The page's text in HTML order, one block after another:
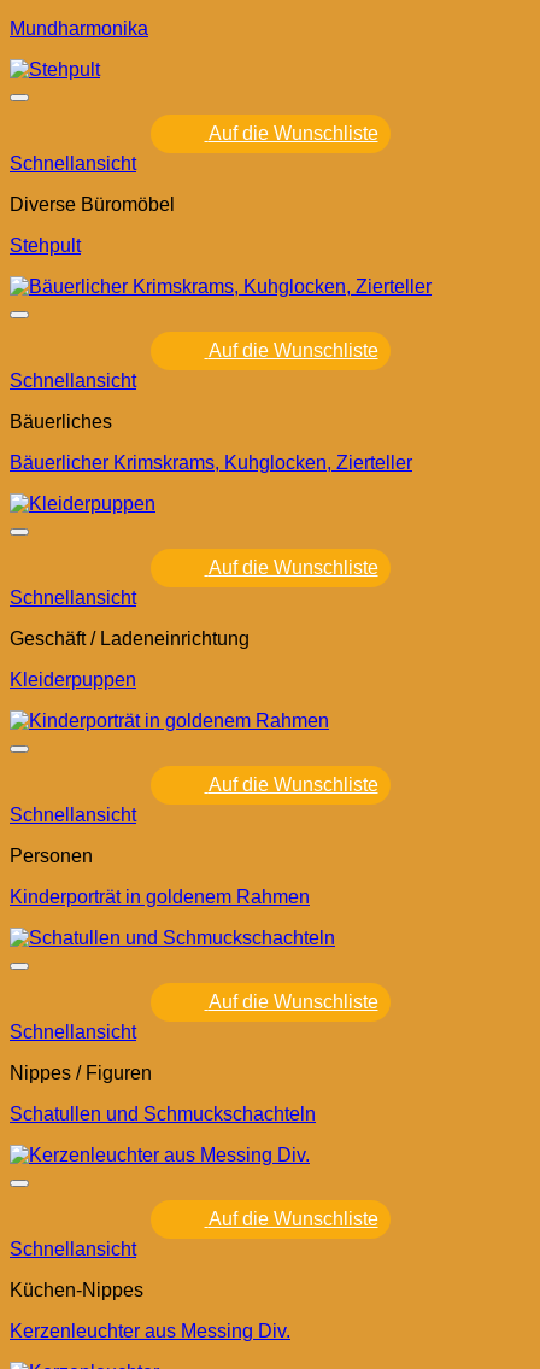
Mundharmonika
Auf die Wunschliste
Schnellansicht
Diverse Büromöbel
Stehpult
Auf die Wunschliste
Schnellansicht
Bäuerliches
Bäuerlicher Krimskrams, Kuhglocken, Zierteller
Auf die Wunschliste
Schnellansicht
Geschäft / Ladeneinrichtung
Kleiderpuppen
Auf die Wunschliste
Schnellansicht
Personen
Kinderporträt in goldenem Rahmen
Auf die Wunschliste
Schnellansicht
Nippes / Figuren
Schatullen und Schmuckschachteln
Auf die Wunschliste
Schnellansicht
Küchen-Nippes
Kerzenleuchter aus Messing Div.